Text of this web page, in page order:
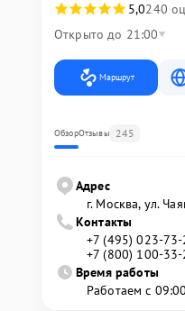
5,0240
Открыто до 21:00
Маршрут
ОбзорОтзывы 245
Адрес
г. Москва, ул.
Контакты
+7 (495) 023-
+7 (800) 100-
Время работы
Работаем с